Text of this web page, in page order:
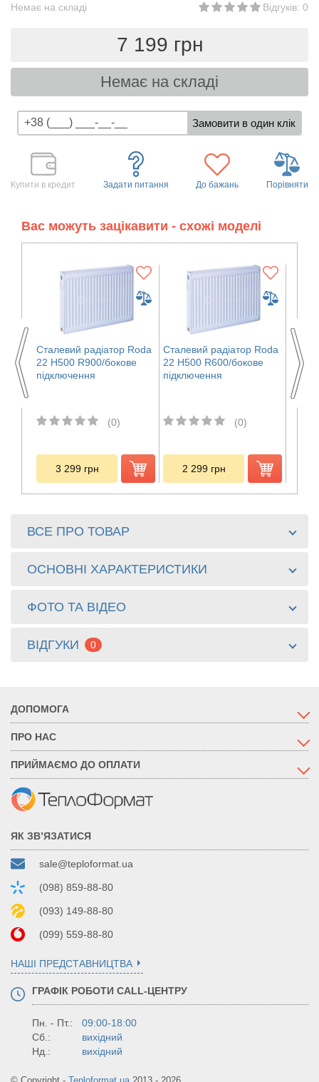
Немає на складі Відгуків: 0
7 199 грн
Немає на складі
Купити в кредит Задати питання До бажань Порівняти
Вас можуть зацікавити - схожі моделі
Сталевий радіатор Roda
22 H500 R900/бокове
підключення
(0)
3 299 грн
Сталевий радіатор Roda
22 H500 R600/бокове
підключення
(0)
2 299 грн
22
ВСЕ ПРО ТОВАР
ОСНОВНІ ХАРАКТЕРИСТИКИ
ФОТО ТА ВІДЕО
ВІДГУКИ 0
ДОПОМОГА
ПРО НАС
ПРИЙМАЄМО ДО ОПЛАТИ
ЯК ЗВ’ЯЗАТИСЯ
sale@teploformat.ua
(098) 859-88-80
(093) 149-88-80
(099) 559-88-80
НАШІ ПРЕДСТАВНИЦТВА
ГРАФІК РОБОТИ CALL-ЦЕНТРУ
Пн. - Пт.:
09:00-18:00
Сб.:
вихідний
Нд.:
вихідний